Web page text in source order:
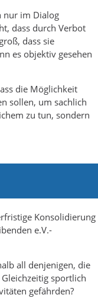
nur im Dialog
dass durch Verbot
dass sie
es objektiv gesehen
die Möglichkeit
sollen, um sachlich
zu tun, sondern
Konsolidierung
e.V.-
all denjenigen, die
sportlich
gefährden?